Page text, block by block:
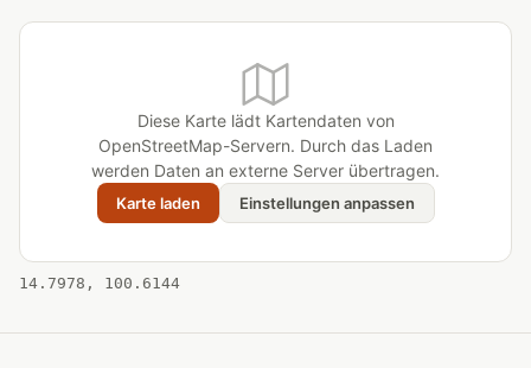
Diese Karte lädt Kartendaten von
OpenStreetMap-Servern. Durch das Laden
werden Daten an externe Server übertragen.
Karte laden Einstellungen anpassen
14.7978, 100.6144